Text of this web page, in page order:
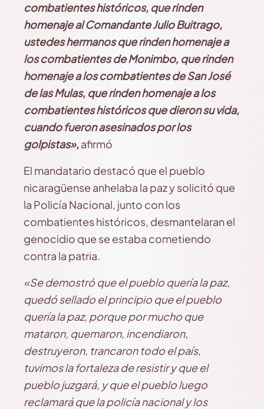
combatientes históricos, que rinden
homenaje al Comandante Julio Buitrago,
ustedes hermanos que rinden homenaje a
los combatientes de Monimbo, que rinden
homenaje a los combatientes de San José
de las Mulas, que rinden homenaje a los
combatientes históricos que dieron su vida,
cuando fueron asesinados por los
golpistas»,afirmó
El mandatario destacó que el pueblo
nicaragüense anhelaba la paz y solicitó que
la Policía Nacional, junto con los
combatientes históricos, desmantelaran el
genocidio que se estaba cometiendo
contra la patria.
«Se demostró que el pueblo quería la paz,
quedó sellado el principio que el pueblo
quería la paz, porque por mucho que
mataron, quemaron, incendiaron,
destruyeron, trancaron todo el país,
tuvimos la fortaleza de resistir y que el
pueblo juzgará, y que el pueblo luego
reclamará que la policía nacional y los